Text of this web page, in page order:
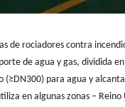
de rociadores contra
de agua y gas, dividida
(≥DN300) para agua y
en algunas zonas – Reino